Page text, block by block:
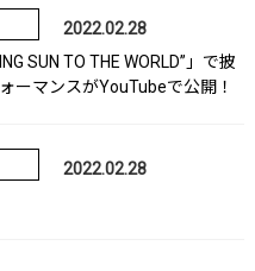
2022.02.28
SUN TO THE WORLD”」で披
ーマンスがYouTubeで公開！
2022.02.28